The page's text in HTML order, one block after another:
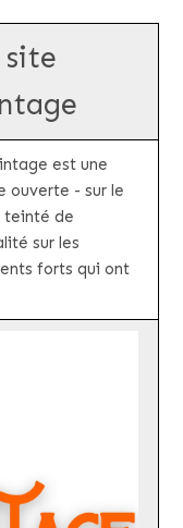
est une
ouverte - sur le
teinté de
sur les
forts qui ont